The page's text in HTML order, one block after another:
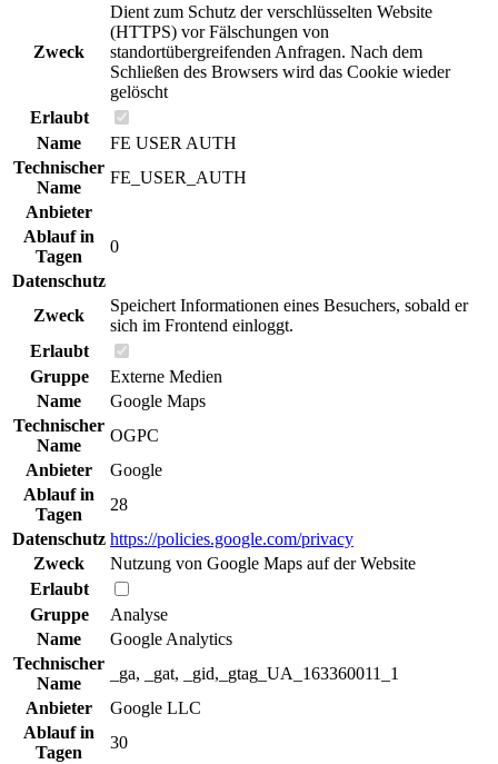
Zweck
Dient zum Schutz der verschlüsselten Website
(HTTPS) vor Fälschungen von
standortübergreifenden Anfragen. Nach dem
Schließen des Browsers wird das Cookie wieder
gelöscht
Erlaubt
Name
FE USER AUTH
Technischer
Name
FE_USER_AUTH
Anbieter
Ablauf in
Tagen
0
Datenschutz
Zweck
Speichert Informationen eines Besuchers, sobald er
sich im Frontend einloggt.
Erlaubt
Gruppe
Externe Medien
Name
Google Maps
Technischer
Name
OGPC
Anbieter
Google
Ablauf in
Tagen
28
Datenschutz https://policies.google.com/privacy
Zweck
Nutzung von Google Maps auf der Website
Erlaubt
Gruppe
Analyse
Name
Google Analytics
Technischer
Name
_ga, _gat, _gid,_gtag_UA_163360011_1
Anbieter
Google LLC
Ablauf in
Tagen
30